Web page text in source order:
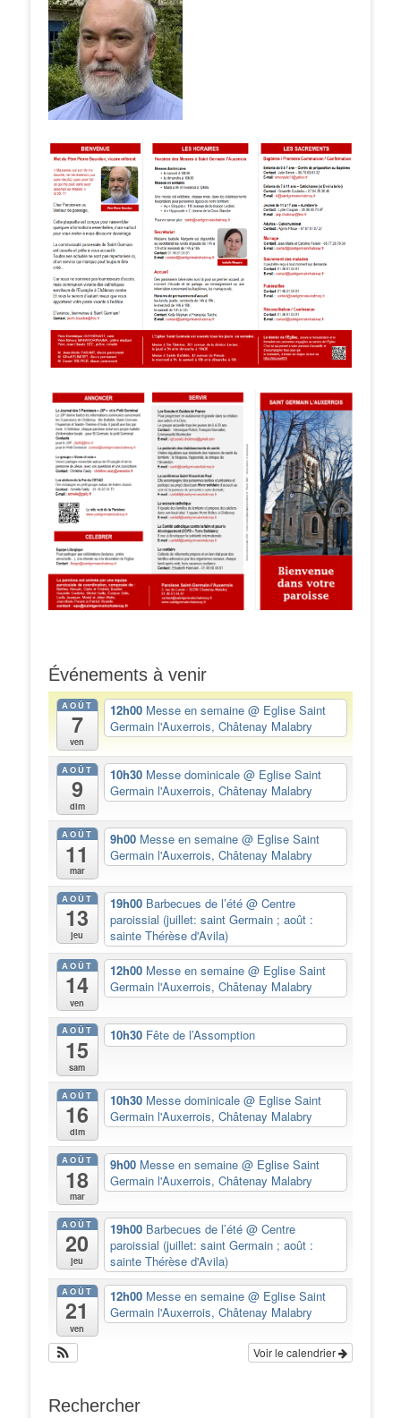
Événements à venir
AOÛT
7
ven
12h00 Messe en semaine @ Eglise Saint
Germain l'Auxerrois, Châtenay Malabry
AOÛT
9
dim
10h30 Messe dominicale @ Eglise Saint
Germain l'Auxerrois, Châtenay Malabry
AOÛT
11
mar
9h00 Messe en semaine @ Eglise Saint
Germain l'Auxerrois, Châtenay Malabry
AOÛT
13
jeu
19h00 Barbecues de l’été @ Centre
paroissial (juillet: saint Germain ; août :
sainte Thérèse d'Avila)
AOÛT
14
ven
12h00 Messe en semaine @ Eglise Saint
Germain l'Auxerrois, Châtenay Malabry
AOÛT
15
sam
10h30 Fête de l’Assomption
AOÛT
16
dim
10h30 Messe dominicale @ Eglise Saint
Germain l'Auxerrois, Châtenay Malabry
AOÛT
18
mar
9h00 Messe en semaine @ Eglise Saint
Germain l'Auxerrois, Châtenay Malabry
AOÛT
20
jeu
19h00 Barbecues de l’été @ Centre
paroissial (juillet: saint Germain ; août :
sainte Thérèse d'Avila)
AOÛT
21
ven
12h00 Messe en semaine @ Eglise Saint
Germain l'Auxerrois, Châtenay Malabry
Voir le calendrier
Rechercher